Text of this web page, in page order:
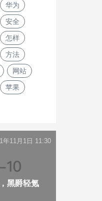
华为
安全
怎样
方法
网站
苹果
黑爵轻氪
年11月1日 11:30